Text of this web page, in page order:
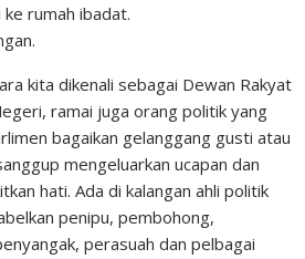
rumah ibadat.
kita dikenali sebagai Dewan Rakyat
ramai juga orang politik yang
bagaikan gelanggang gusti atau
mengeluarkan ucapan dan
hati. Ada di kalangan ahli politik
penipu, pembohong,
perasuah dan pelbagai